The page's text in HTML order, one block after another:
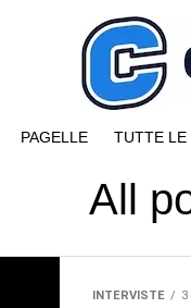
PAGELLE TUTTE LE
All
INTERVISTE